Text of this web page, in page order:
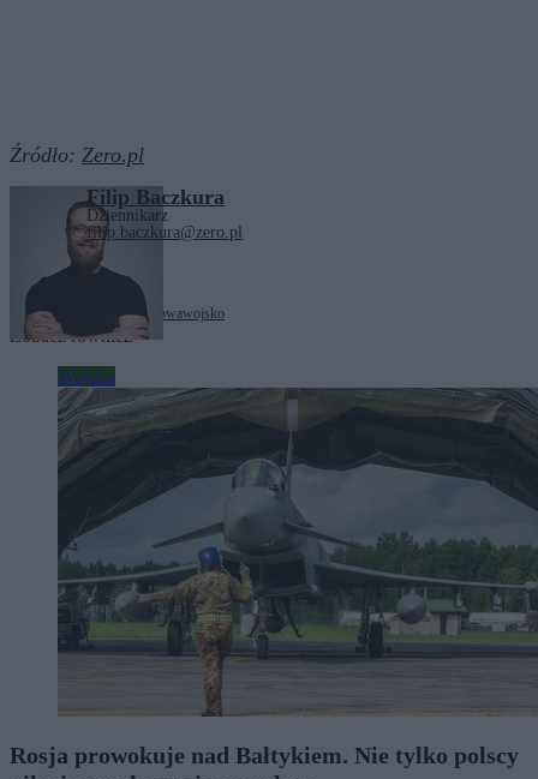
Źródło: Zero.pl
Filip Baczkura
Dziennikarz
filip.baczkura@zero.pl
Tagi:kwalifikacja wojskowawojsko
Zobacz również
Wojsko
Rosja prowokuje nad Bałtykiem. Nie tylko polscy